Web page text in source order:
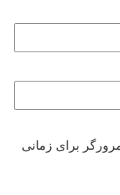
برای زمانی